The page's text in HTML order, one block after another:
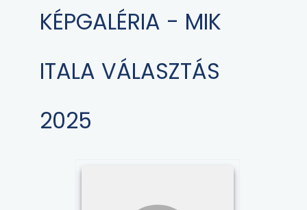
KÉPGALÉRIA - MIK
ITALA VÁLASZTÁS
2025